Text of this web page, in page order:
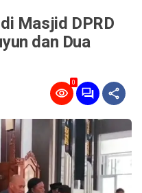
Masjid DPRD
dan Dua
0